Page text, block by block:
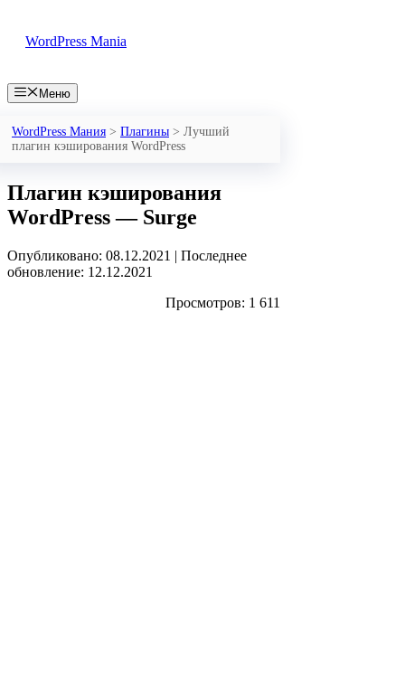
WordPress Mania
Меню
WordPress Мания > Плагины > Лучший
плагин кэширования WordPress
Плагин кэширования
WordPress — Surge
Опубликовано: 08.12.2021 | Последнее
обновление: 12.12.2021
Просмотров: 1 611